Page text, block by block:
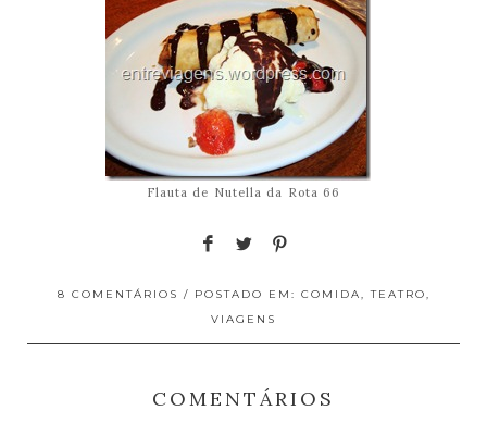
Flauta de Nutella da Rota 66
8 COMENTÁRIOS / POSTADO EM: COMIDA,TEATRO,
VIAGENS
COMENTÁRIOS